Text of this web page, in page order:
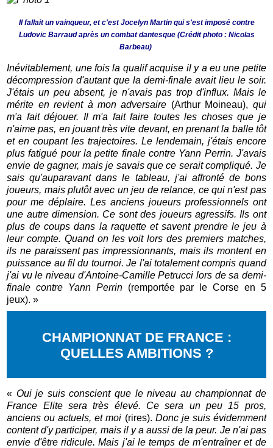
Il fallait un vainqueur, et c'est Jocelyn Martin qui s'est imposé contre
Ludovic Barraud après un combat dantesque (Crédit photo : Nicolas
Barbeau)
Inévitablement, une fois la qualif acquise il y a eu une petite
décompression d'autant que la demi-finale avait lieu le soir.
J'étais un peu absent, je n'avais pas trop d'influx. Mais le
mérite en revient à mon adversaire (Arthur Moineau), qui
m'a fait déjouer. Il m'a fait faire toutes les choses que je
n'aime pas, en jouant très vite devant, en prenant la balle tôt
et en coupant les trajectoires. Le lendemain, j'étais encore
plus fatigué pour la petite finale contre Yann Perrin. J'avais
envie de gagner, mais je savais que ce serait compliqué. Je
sais qu'auparavant dans le tableau, j'ai affronté de bons
joueurs, mais plutôt avec un jeu de relance, ce qui n'est pas
pour me déplaire. Les anciens joueurs professionnels ont
une autre dimension. Ce sont des joueurs agressifs. Ils ont
plus de coups dans la raquette et savent prendre le jeu à
leur compte. Quand on les voit lors des premiers matches,
ils ne paraissent pas impressionnants, mais ils montent en
puissance au fil du tournoi. Je l'ai totalement compris quand
j'ai vu le niveau d'Antoine-Camille Petrucci lors de sa demi-
finale contre Yann Perrin (remportée par le Corse en 5
jeux). »
CHAMPIONNAT DE FRANCE :
QUELLES AMBITIONS ?
« Oui je suis conscient que le niveau au championnat de
France Elite sera très élevé. Ce sera un peu 15 pros,
anciens ou actuels, et moi (rires). Donc je suis évidemment
content d'y participer, mais il y a aussi de la peur. Je n'ai pas
envie d'être ridicule. Mais j'ai le temps de m'entraîner et de